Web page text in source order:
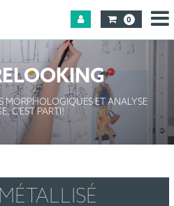
0
MORPHOLOGIQUES ET ANALYSE
C'EST PARTI!